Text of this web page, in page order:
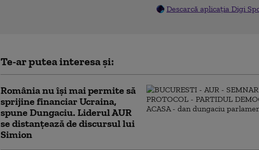
Descarcă aplicația Digi
Te-ar putea interesa și:
România nu își mai permite să
sprijine financiar Ucraina,
spune Dungaciu. Liderul AUR
se distanțează de discursul lui
Simion